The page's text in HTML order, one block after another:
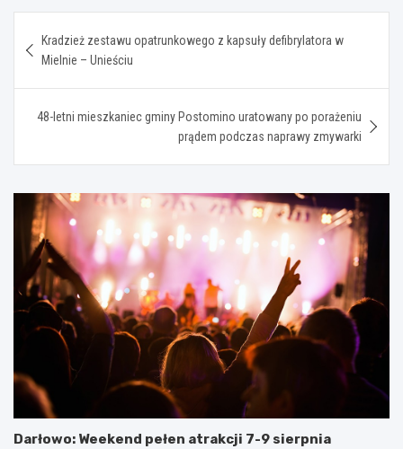
wpisu
Kradzież zestawu opatrunkowego z kapsuły defibrylatora w
Mielnie – Unieściu
48-letni mieszkaniec gminy Postomino uratowany po porażeniu
prądem podczas naprawy zmywarki
Darłowo: Weekend pełen atrakcji 7-9 sierpnia